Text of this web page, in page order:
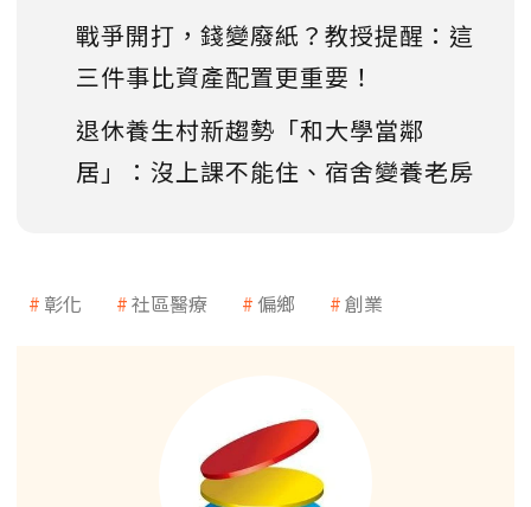
戰爭開打，錢變廢紙？教授提醒：這
三件事比資產配置更重要！
退休養生村新趨勢「和大學當鄰
居」：沒上課不能住、宿舍變養老房
彰化 社區醫療 偏鄉 創業